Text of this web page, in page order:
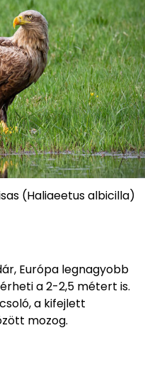
(Haliaeetus albicilla)
Európa legnagyobb
a 2-2,5 métert is.
a kifejlett
mozog.